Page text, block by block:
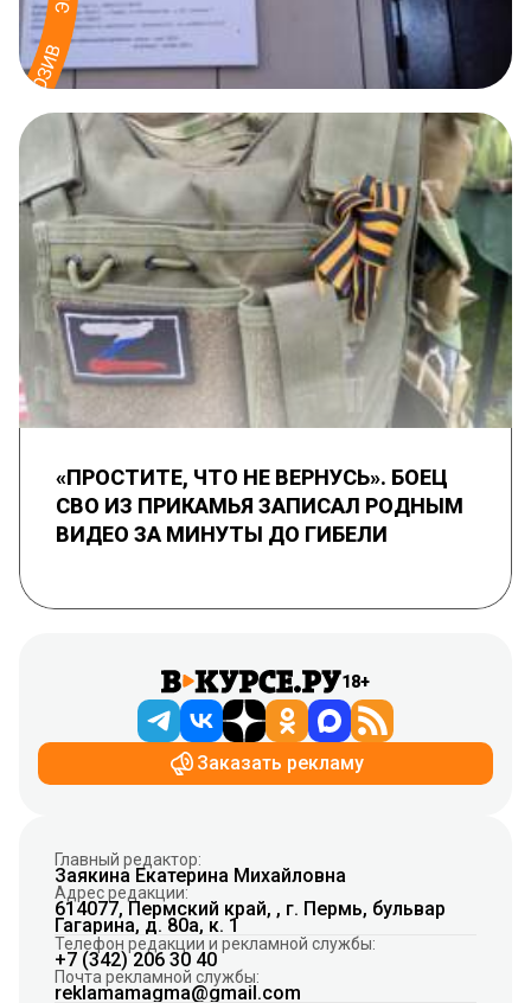
«ПРОСТИТЕ, ЧТО НЕ ВЕРНУСЬ». БОЕЦ
СВО ИЗ ПРИКАМЬЯ ЗАПИСАЛ РОДНЫМ
ВИДЕО ЗА МИНУТЫ ДО ГИБЕЛИ
18+
Заказать рекламу
Главный редактор:
Заякина Екатерина Михайловна
Адрес редакции:
614077, Пермский край, , г. Пермь, бульвар
Гагарина, д. 80а, к. 1
Телефон редакции и рекламной службы:
+7 (342) 206 30 40
Почта рекламной службы:
reklamamagma@gmail.com